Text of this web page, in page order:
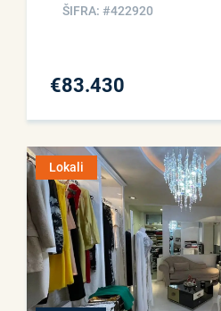
ŠIFRA: #422920
€83.430
Lokali